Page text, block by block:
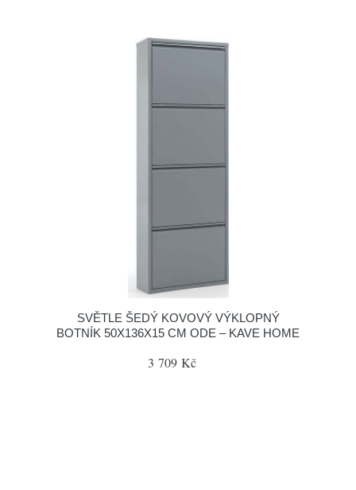
SVĚTLE ŠEDÝ KOVOVÝ VÝKLOPNÝ
BOTNÍK 50X136X15 CM ODE – KAVE HOME
3 709 Kč